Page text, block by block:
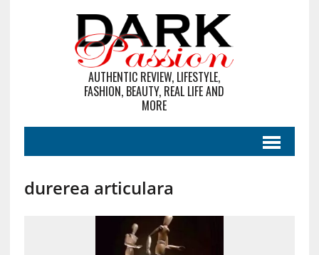
AUTHENTIC REVIEW, LIFESTYLE,
FASHION, BEAUTY, REAL LIFE AND
MORE
durerea articulara